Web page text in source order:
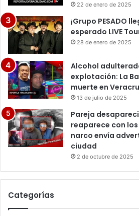
22 de enero de 2025
¡Grupo PESADO
esperado LIVE
28 de enero de 2025
Alcohol
explotación: La
muerte en
13 de julio de 2025
Pareja
reaparece con
narco envía
ciudad
2 de octubre de 2025
Categorías